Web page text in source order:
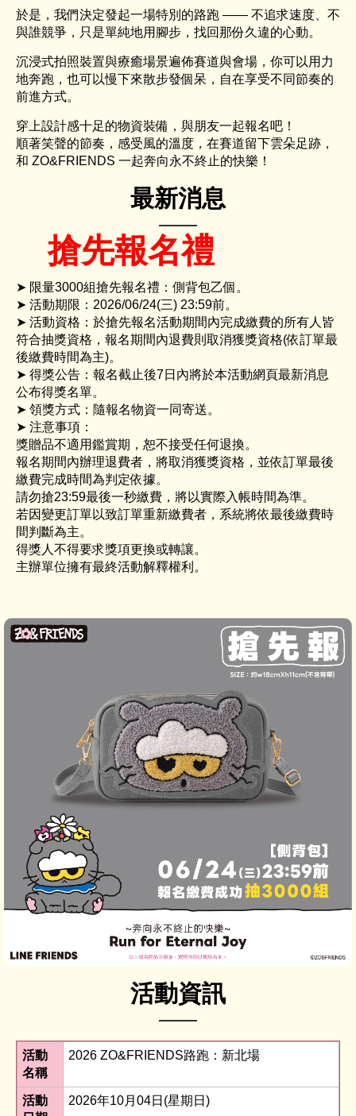
於是，我們決定發起一場特別的路跑 —— 不追求速度、不
與誰競爭，只是單純地用腳步，找回那份久違的心動。
沉浸式拍照裝置與療癒場景遍佈賽道與會場，你可以用力
地奔跑，也可以慢下來散步發個呆，自在享受不同節奏的
前進方式。
穿上設計感十足的物資裝備，與朋友一起報名吧！
順著笑聲的節奏，感受風的溫度，在賽道留下雲朵足跡，
和 ZO&FRIENDS 一起奔向永不終止的快樂！
最新消息
搶先報名禮
➤ 限量3000組搶先報名禮：側背包乙個。
➤ 活動期限：2026/06/24(三) 23:59前。
➤ 活動資格：於搶先報名活動期間內完成繳費的所有人皆
符合抽獎資格，報名期間內退費則取消獲獎資格(依訂單最
後繳費時間為主)。
➤ 得獎公告：報名截止後7日內將於本活動網頁最新消息
公布得獎名單。
➤ 領獎方式：隨報名物資一同寄送。
➤ 注意事項：
獎贈品不適用鑑賞期，恕不接受任何退換。
報名期間內辦理退費者，將取消獲獎資格，並依訂單最後
繳費完成時間為判定依據。
請勿搶23:59最後一秒繳費，將以實際入帳時間為準。
若因變更訂單以致訂單重新繳費者，系統將依最後繳費時
間判斷為主。
得獎人不得要求獎項更換或轉讓。
主辦單位擁有最終活動解釋權利。
活動資訊
活動
名稱
2026 ZO&FRIENDS路跑：新北場
活動
2026年10月04日(星期日)